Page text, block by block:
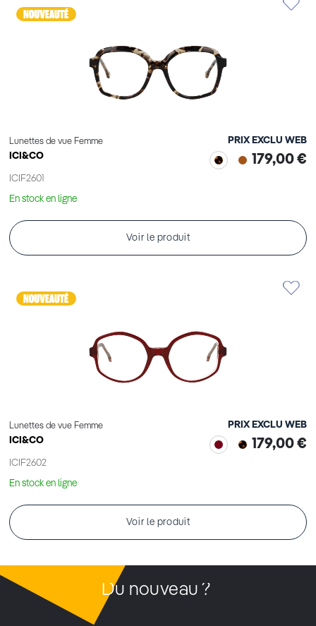
Lunettes de vue Femme
ICI&CO
ICIF2601
PRIX EXCLU WEB
179,00 €
En stock en ligne
Voir le produit
Lunettes de vue Femme
ICI&CO
ICIF2602
PRIX EXCLU WEB
179,00 €
En stock en ligne
Voir le produit
Du nouveau ?